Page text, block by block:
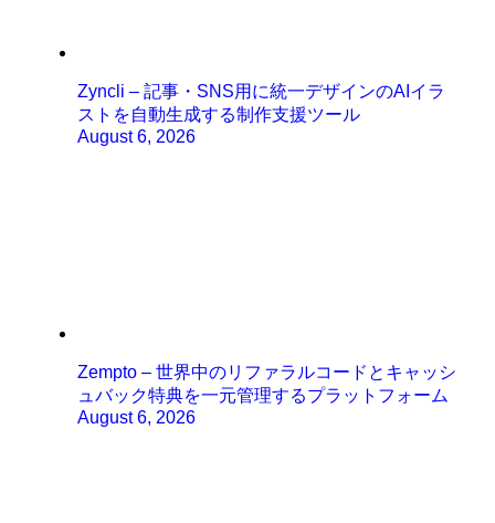
Zyncli – 記事・SNS用に統一デザインのAIイラ
ストを自動生成する制作支援ツール
August 6, 2026
Zempto – 世界中のリファラルコードとキャッシ
ュバック特典を一元管理するプラットフォーム
August 6, 2026